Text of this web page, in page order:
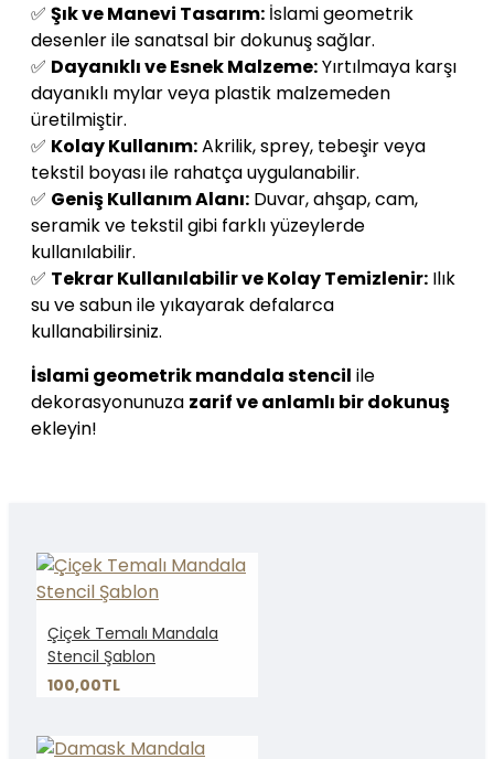
✅ Şık ve Manevi Tasarım: İslami geometrik
desenler ile sanatsal bir dokunuş sağlar.
✅ Dayanıklı ve Esnek Malzeme:Yırtılmaya karşı
dayanıklı mylar veya plastik malzemeden
üretilmiştir.
✅ Kolay Kullanım:Akrilik, sprey, tebeşir veya
tekstil boyası ile rahatça uygulanabilir.
✅ Geniş Kullanım Alanı: Duvar, ahşap, cam,
seramik ve tekstil gibi farklı yüzeylerde
kullanılabilir.
✅ Tekrar Kullanılabilir ve Kolay Temizlenir: Ilık
su ve sabun ile yıkayarak defalarca
kullanabilirsiniz.
İslami geometrik mandala stencil ile
dekorasyonunuza zarif ve anlamlı bir dokunuş
ekleyin!
Çiçek Temalı Mandala
Stencil Şablon
100,00TL